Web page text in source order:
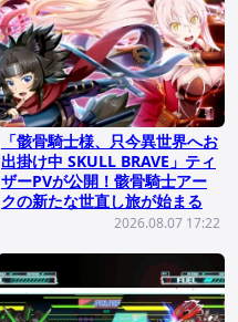
「骸骨騎士様、只今異世界へお
出掛け中 SKULL BRAVE」ティ
ザーPVが公開！骸骨騎士アー
クの新たな世直し旅が始まる
2026.08.07 17:22